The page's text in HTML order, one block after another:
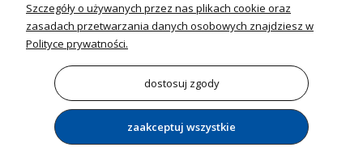
Wentylacja i Informacje
Wentylatory
Szczegóły o używanych przez nas plikach cookie oraz
zasadach przetwarzania danych osobowych znajdziesz w
Polityce prywatności.
dostosuj zgody
zaakceptuj wszystkie